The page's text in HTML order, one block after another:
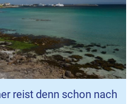
reist denn schon nach